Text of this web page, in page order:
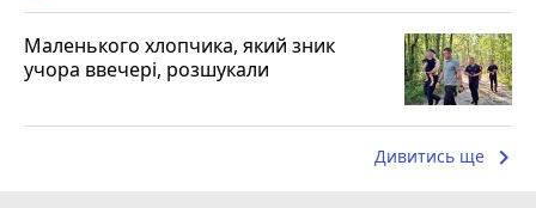
Маленького хлопчика, який зник
учора ввечері, розшукали
Дивитись ще keyboard_arrow_right